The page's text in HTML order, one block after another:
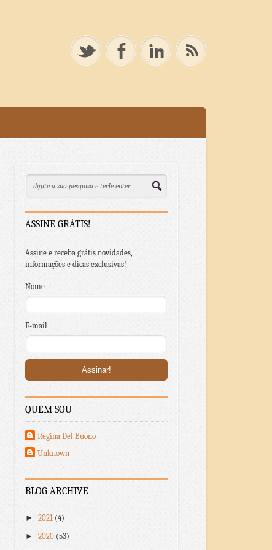
ASSINE GRÁTIS!
Assine e receba grátis novidades,
informações e dicas exclusivas!
Nome
E-mail
QUEM SOU
Regina Del Buono
Unknown
BLOG ARCHIVE
►2021 (4)
►2020 (53)